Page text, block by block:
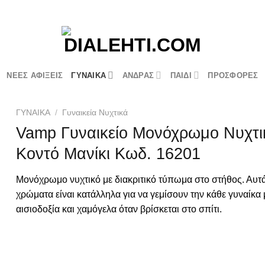
ΝΕΕΣ ΑΦΙΞΕΙΣ ΓΥΝΑΙΚΑ ΑΝΔΡΑΣ ΠΑΙΔΙ ΠΡΟΣΦΟΡΕΣ
ΓΥΝΑΙΚΑ / Γυναικεία Νυχτικά
Vamp Γυναικείο Μονόχρωμο
Κοντό Μανίκι Κωδ. 16201
Μονόχρωμο νυχτικό με διακριτικό τύπωμα στο στήθος.
χρώματα είναι κατάλληλα για να γεμίσουν την κάθε γυναίκα
αισιοδοξία και χαμόγελα όταν βρίσκεται στο σπίτι.